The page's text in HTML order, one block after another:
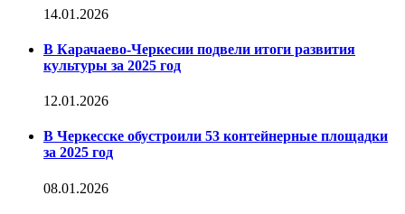
14.01.2026
В Карачаево-Черкесии подвели итоги развития
культуры за 2025 год
12.01.2026
В Черкесске обустроили 53 контейнерные площадки
за 2025 год
08.01.2026